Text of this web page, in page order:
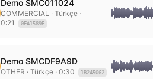
Demo SMC011024
COMMERCIAL · Türkçe ·
0:21
0EA1589E
Demo SMCDF9A9D
OTHER · Türkçe · 0:30 1B245062